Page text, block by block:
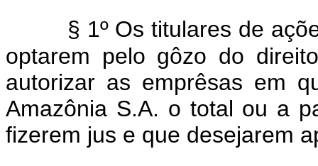
§ 1º Os titulares de
optarem pelo gôzo do
autorizar as emprêsas em
Amazônia S.A. o total ou a
fizerem jus e que desejarem